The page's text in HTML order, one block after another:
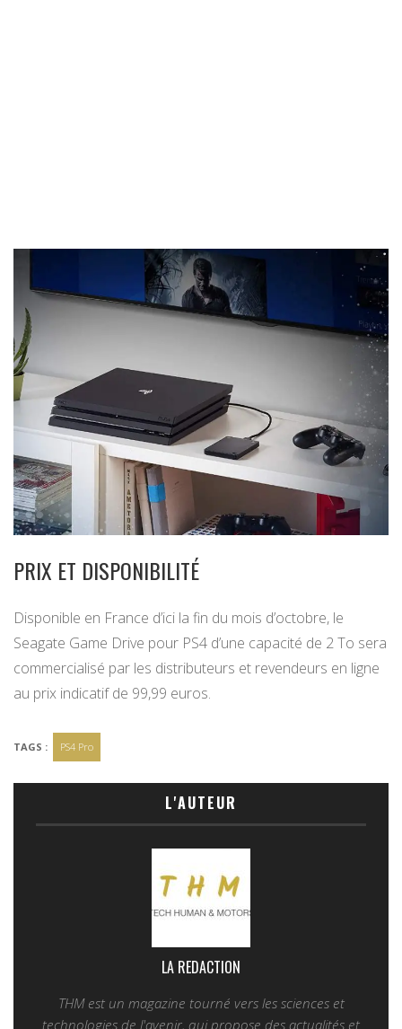
PRIX ET DISPONIBILITÉ
Disponible en France d’ici la fin du mois d’octobre, le
Seagate Game Drive pour PS4 d’une capacité de 2 To sera
commercialisé par les distributeurs et revendeurs en ligne
au prix indicatif de 99,99 euros.
TAGS : PS4 Pro
L'AUTEUR
LA REDACTION
THM est un magazine tourné vers les sciences et
technologies de l'avenir, qui propose des actualités et